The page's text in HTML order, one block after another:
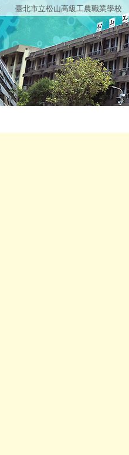
臺北市立松山高級工農職業學校